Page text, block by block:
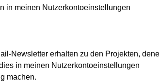
in meinen Nutzerkontoeinstellungen
Newsletter erhalten zu den Projekten,
in meinen Nutzerkontoeinstellungen
machen.